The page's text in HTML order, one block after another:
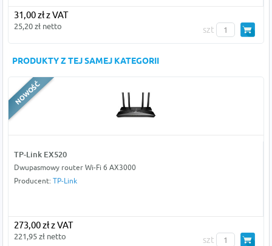
31,00 zł z VAT
25,20 zł netto szt
PRODUKTY Z TEJ SAMEJ KATEGORII
TP-Link EX520
Dwupasmowy router Wi‑Fi 6 AX3000
Producent: TP-Link
273,00 zł z VAT
221,95 zł netto szt